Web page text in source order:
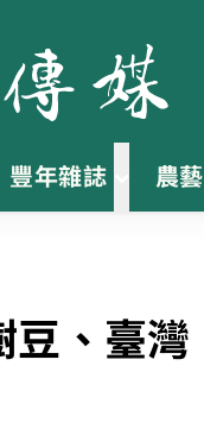
豐年雜誌 農藝
、臺灣